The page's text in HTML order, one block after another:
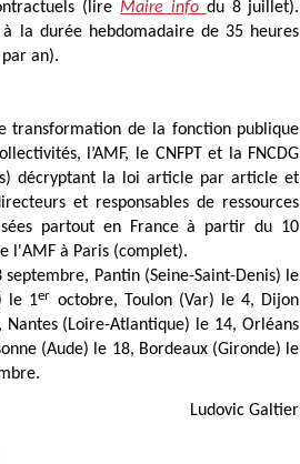
(lire Maire info du 8 juillet).
la durée hebdomadaire de 35 heures
an).
transformation de la fonction publique
l’AMF, le CNFPT et la FNCDG
décryptant la loi article par article et
et responsables de ressources
partout en France à partir du 10
l'AMF à Paris (complet).
Pantin (Seine-Saint-Denis) le
le 1er octobre, Toulon (Var) le 4, Dijon
(Loire-Atlantique) le 14, Orléans
(Aude) le 18, Bordeaux (Gironde) le
Ludovic Galtier